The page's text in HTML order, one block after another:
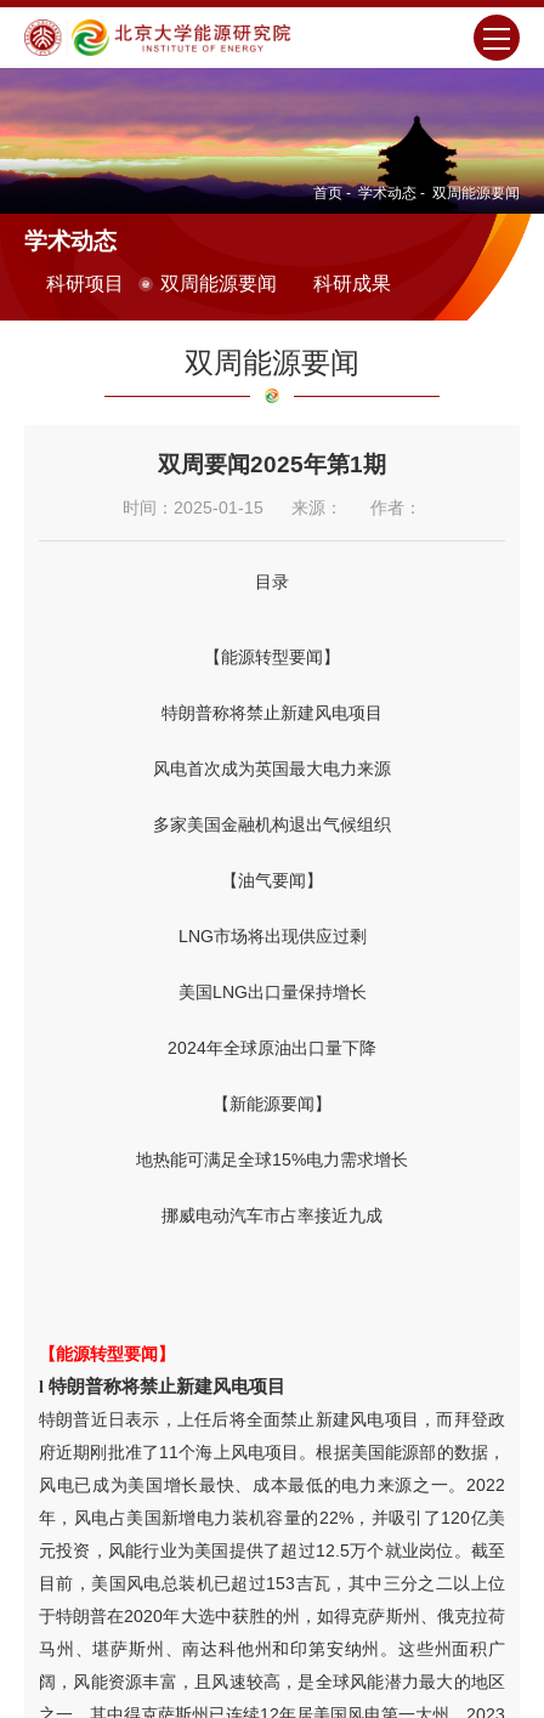
首页 - 学术动态 - 双周能源要闻
学术动态
科研项目 双周能源要闻 科研成果
双周能源要闻
双周要闻2025年第1期
时间：2025-01-15 来源： 作者：
目录
【能源转型要闻】
特朗普称将禁止新建风电项目
风电首次成为英国最大电力来源
多家美国金融机构退出气候组织
【油气要闻】
LNG市场将出现供应过剩
美国LNG出口量保持增长
2024年全球原油出口量下降
【新能源要闻】
地热能可满足全球15%电力需求增长
挪威电动汽车市占率接近九成
【能源转型要闻】
l 特朗普称将禁止新建风电项目
特朗普近日表示，上任后将全面禁止新建风电项目，而拜登政
府近期刚批准了11个海上风电项目。根据美国能源部的数据，
风电已成为美国增长最快、成本最低的电力来源之一。2022
年，风电占美国新增电力装机容量的22%，并吸引了120亿美
元投资，风能行业为美国提供了超过12.5万个就业岗位。截至
目前，美国风电总装机已超过153吉瓦，其中三分之二以上位
于特朗普在2020年大选中获胜的州，如得克萨斯州、俄克拉荷
马州、堪萨斯州、南达科他州和印第安纳州。这些州面积广
阔，风能资源丰富，且风速较高，是全球风能潜力最大的地区